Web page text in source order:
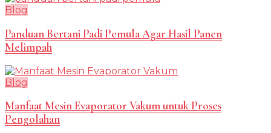
Blog
Panduan Bertani Padi Pemula Agar Hasil Panen
Melimpah
Blog
Manfaat Mesin Evaporator Vakum untuk Proses
Pengolahan